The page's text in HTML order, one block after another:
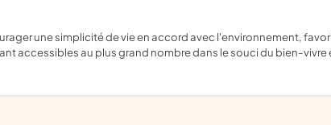
accessibles au plus grand nombre dans le souci du bien-vivre